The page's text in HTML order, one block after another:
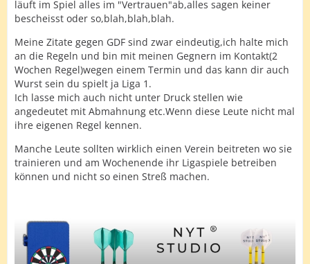
läuft im Spiel alles im "Vertrauen"ab,alles sagen keiner
bescheisst oder so,blah,blah,blah.
Meine Zitate gegen GDF sind zwar eindeutig,ich halte mich
an die Regeln und bin mit meinen Gegnern im Kontakt(2
Wochen Regel)wegen einem Termin und das kann dir auch
Wurst sein du spielt ja Liga 1.
Ich lasse mich auch nicht unter Druck stellen wie
angedeutet mit Abmahnung etc.Wenn diese Leute nicht mal
ihre eigenen Regel kennen.
Manche Leute sollten wirklich einen Verein beitreten wo sie
trainieren und am Wochenende ihr Ligaspiele betreiben
können und nicht so einen Streß machen.